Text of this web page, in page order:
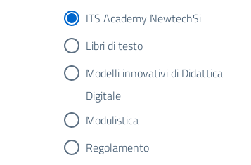
ITS Academy NewtechSi
Libri di testo
Modelli innovativi di Didattica
Digitale
Modulistica
Regolamento